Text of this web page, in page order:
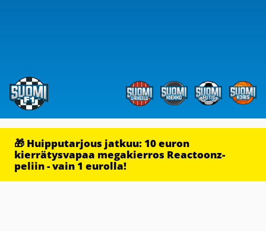
🎁 Huipputarjous jatkuu: 10 euron
kierrätysvapaa megakierros Reactoonz-
peliin - vain 1 eurolla!